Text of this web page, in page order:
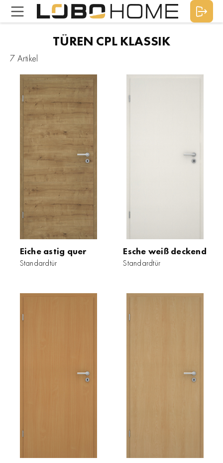
TÜREN CPL KLASSIK
7 Artikel
Eiche astig quer
Standardtür
Esche weiß deckend
Standardtür